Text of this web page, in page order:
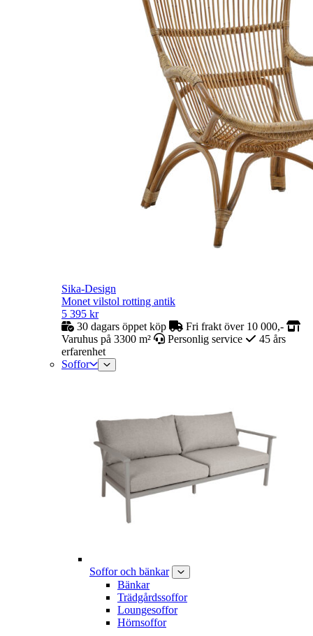
Sika-Design
Monet vilstol rotting antik
5 395 kr
30 dagars öppet köp
Fri frakt över 10 000,-
Varuhus på 3300 m²
Personlig service
45 års
erfarenhet
Soffor
Soffor och bänkar
Bänkar
Trädgårdssoffor
Loungesoffor
Hörnsoffor